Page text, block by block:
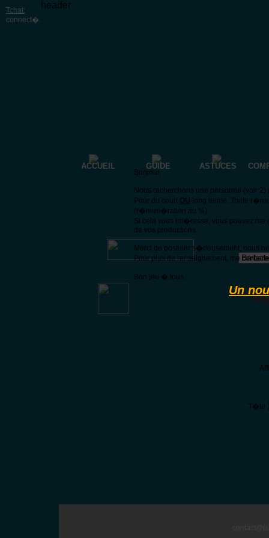
Tchat:
connect�.
header
ACCUEIL GUIDE ASTUCES
Le
T�te
Bonjour,
Nous recherchons une personne (voir
Pour du court OU long terme. Toute
(r�mun�ration au %)
Si cela vous int�resse, vous pouvez
de vos productions
Merci de postuler s�rieusement, nous
Pour plus de renseignement, me
Bon jeu � tous.
Un